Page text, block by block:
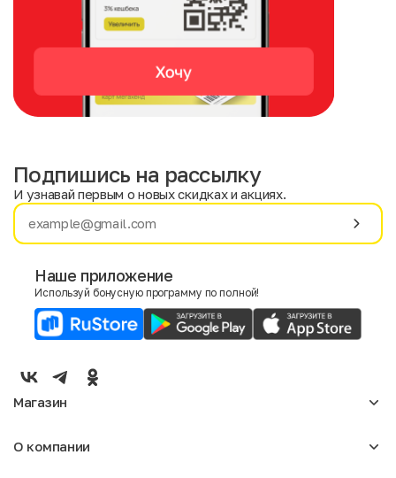
Имя
E-mail
Мужской
Подпишись на рассылку
И узнавай первым о новых скидках и акциях.
Наше приложение
Используй бонусную программу по полной!
Магазин
Мужское
О компании